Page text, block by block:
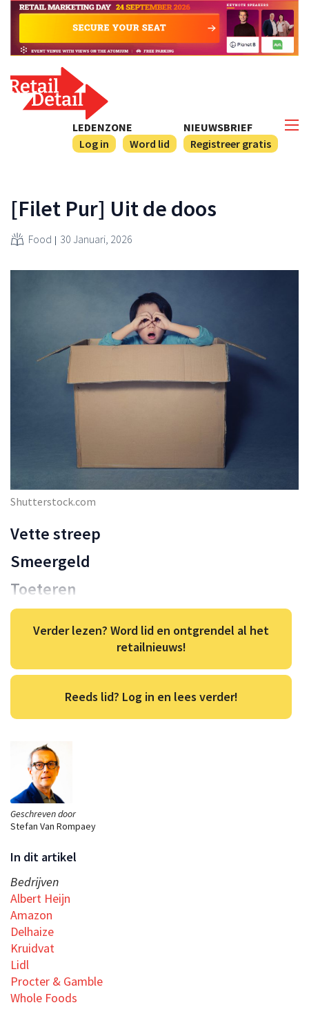
NIEUWSBRIEF
Registreer gratis
LEDENZONE
Log in
Word lid
Geschreven door
Stefan Van Rompaey
In dit artikel
Bedrijven
Albert Heijn
Amazon
Delhaize
Kruidvat
Lidl
Procter & Gamble
Whole Foods
[Filet Pur] Uit de doos
Food 30 Januari, 2026
Shutterstock.com
Vette streep
Smeergeld
Toeteren
Verder lezen? Word lid en ontgrendel al het
retailnieuws!
Reeds lid? Log in en lees verder!